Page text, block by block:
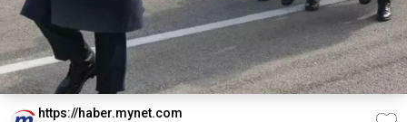
https://haber.mynet.com